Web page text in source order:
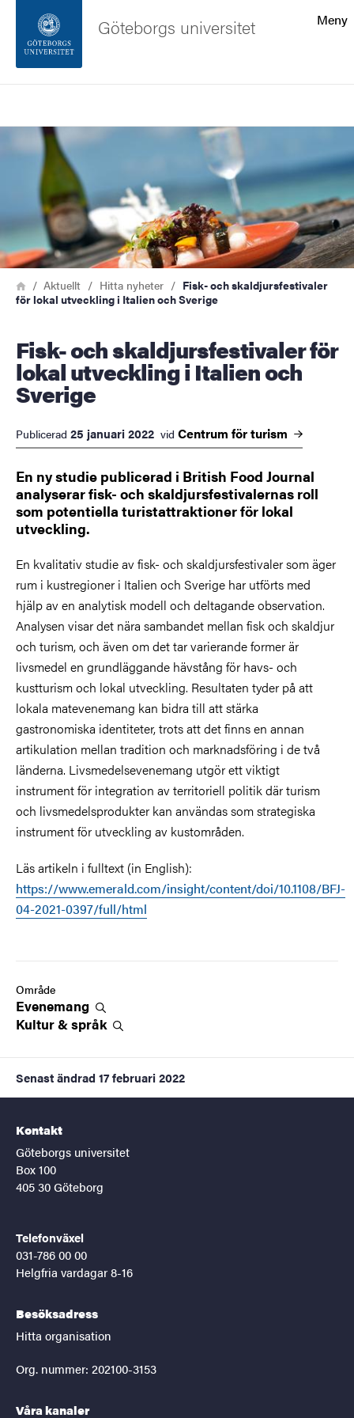
Sidfoten
Om webbplatsen
Meny
Göteborgs universitet
Bild
Länkstig
HemAktuellt Hitta nyheter
Fisk- och skaldjursfestivaler
för lokal utveckling i Italien och Sverige
Fisk- och skaldjursfestivaler för
lokal utveckling i Italien och
Sverige
Publicerad 25 januari 2022 vid Centrum förturism
En ny studie publicerad i British Food Journal
analyserar fisk- och skaldjursfestivalernas roll
som potentiella turistattraktioner för lokal
utveckling.
En kvalitativ studie av fisk- och skaldjursfestivaler som äger
rum i kustregioner i Italien och Sverige har utförts med
hjälp av en analytisk modell och deltagande observation.
Analysen visar det nära sambandet mellan fisk och skaldjur
och turism, och även om det tar varierande former är
livsmedel en grundläggande hävstång för havs- och
kustturism och lokal utveckling. Resultaten tyder på att
lokala matevenemang kan bidra till att stärka
gastronomiska identiteter, trots att det finns en annan
artikulation mellan tradition och marknadsföring i de två
länderna. Livsmedelsevenemang utgör ett viktigt
instrument för integration av territoriell politik där turism
och livsmedelsprodukter kan användas som strategiska
instrument för utveckling av kustområden.
Läs artikeln i fulltext (in English):
https://www.emerald.com/insight/content/doi/10.1108/BFJ-
04-2021-0397/full/html
Område
Evenemang
Kultur &språk
Senast ändrad 17 februari 2022
Kontakt
Göteborgs universitet
Box 100
405 30 Göteborg
Telefonväxel
031-786 00 00
Helgfria vardagar 8-16
Besöksadress
Hitta organisation
Org. nummer: 202100-3153
Våra kanaler